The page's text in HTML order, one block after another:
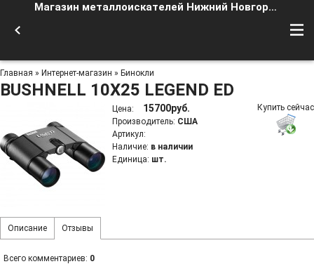
Магазин металлоискателей Нижний Новгород
Главная » Интернет-магазин » Бинокли
BUSHNELL 10X25 LEGEND ED
Цена: 15700руб.
Производитель: США
Артикул:
Наличие: в наличии
Единица: шт.
Купить сейчас
Описание Отзывы
Всего комментариев: 0